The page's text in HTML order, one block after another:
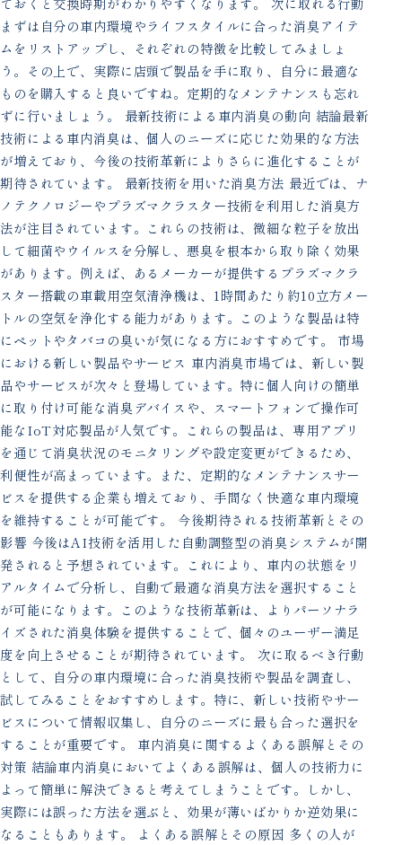
まずは自分の車内環境やライフスタイルに合った消臭アイテ
ムをリストアップし、それぞれの特徴を比較してみましょ
う。その上で、実際に店頭で製品を手に取り、自分に最適な
ものを購入すると良いですね。定期的なメンテナンスも忘れ
ずに行いましょう。 最新技術による車内消臭の動向 結論最新
技術による車内消臭は、個人のニーズに応じた効果的な方法
が増えており、今後の技術革新によりさらに進化することが
期待されています。 最新技術を用いた消臭方法 最近では、ナ
ノテクノロジーやプラズマクラスター技術を利用した消臭方
法が注目されています。これらの技術は、微細な粒子を放出
して細菌やウイルスを分解し、悪臭を根本から取り除く効果
があります。例えば、あるメーカーが提供するプラズマクラ
スター搭載の車載用空気清浄機は、1時間あたり約10立方メー
トルの空気を浄化する能力があります。このような製品は特
にペットやタバコの臭いが気になる方におすすめです。 市場
における新しい製品やサービス 車内消臭市場では、新しい製
品やサービスが次々と登場しています。特に個人向けの簡単
に取り付け可能な消臭デバイスや、スマートフォンで操作可
能なIoT対応製品が人気です。これらの製品は、専用アプリ
を通じて消臭状況のモニタリングや設定変更ができるため、
利便性が高まっています。また、定期的なメンテナンスサー
ビスを提供する企業も増えており、手間なく快適な車内環境
を維持することが可能です。 今後期待される技術革新とその
影響 今後はAI技術を活用した自動調整型の消臭システムが開
発されると予想されています。これにより、車内の状態をリ
アルタイムで分析し、自動で最適な消臭方法を選択すること
が可能になります。このような技術革新は、よりパーソナラ
イズされた消臭体験を提供することで、個々のユーザー満足
度を向上させることが期待されています。 次に取るべき行動
として、自分の車内環境に合った消臭技術や製品を調査し、
試してみることをおすすめします。特に、新しい技術やサー
ビスについて情報収集し、自分のニーズに最も合った選択を
することが重要です。 車内消臭に関するよくある誤解とその
対策 結論車内消臭においてよくある誤解は、個人の技術力に
よって簡単に解決できると考えてしまうことです。しかし、
実際には誤った方法を選ぶと、効果が薄いばかりか逆効果に
なることもあります。 よくある誤解とその原因 多くの人が